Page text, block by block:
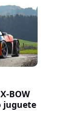
BOW
juguete